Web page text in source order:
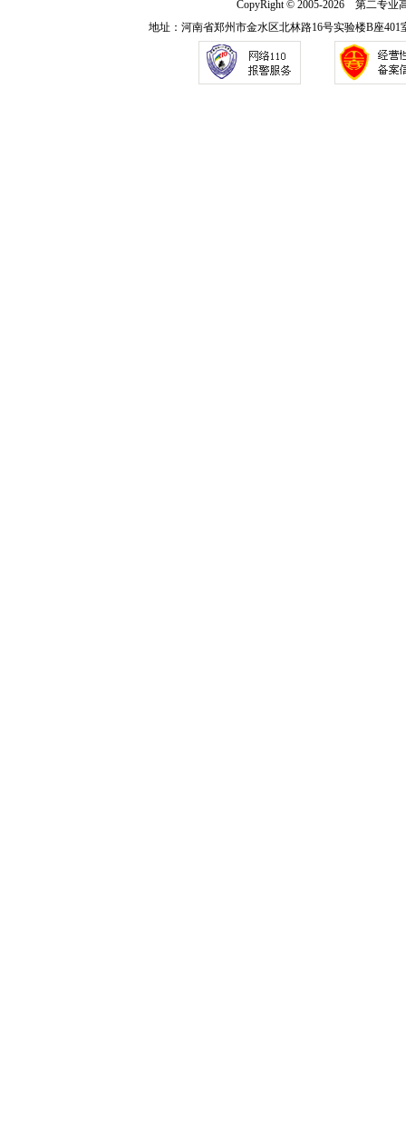
CopyRight ©2005-2026 第二专业
地址：河南省郑州市金水区北林路16号实验楼B座